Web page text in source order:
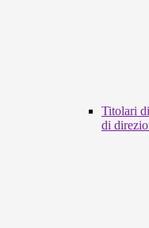
Titolari
di